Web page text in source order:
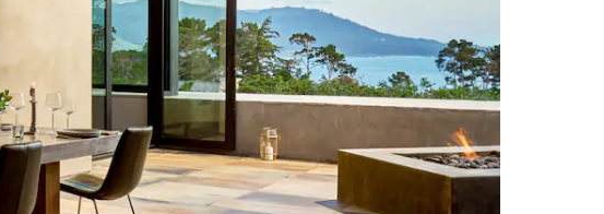
as seta para cima e para baixo do teclado ou tocando e deslizando o dedo na tela.